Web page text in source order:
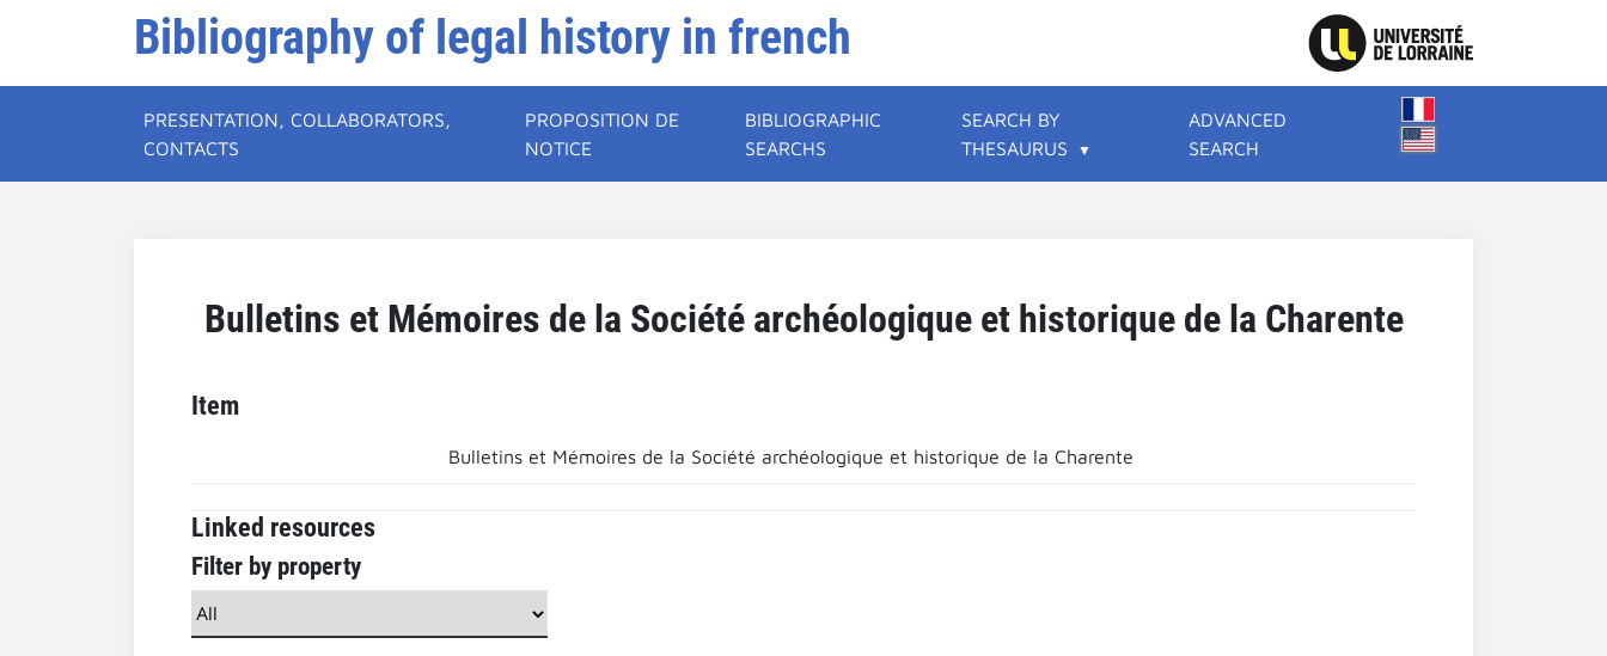
Bibliography of legal history in french
PRESENTATION, COLLABORATORS,
CONTACTS
PROPOSITION DE
NOTICE
BIBLIOGRAPHIC
SEARCHS
SEARCH BY
THESAURUS
ADVANCED
SEARCH
Bulletins et Mémoires de la Société archéologique et historique de la Charente
Item
Bulletins et Mémoires de la Société archéologique et historique de la Charente
Linked resources
Filter by property